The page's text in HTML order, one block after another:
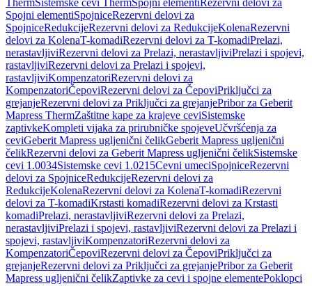
ThermSistemske cevi ThermSpojni elementi Rezervni delovi za
Spojni elementiSpojniceRezervni delovi za
SpojniceRedukcijeRezervni delovi za RedukcijeKolenaRezervni
delovi za KolenaT-komadiRezervni delovi za T-komadiPrelazi,
nerastavljiviRezervni delovi za Prelazi, nerastavljiviPrelazi i spojevi,
rastavljiviRezervni delovi za Prelazi i spojevi,
rastavljiviKompenzatoriRezervni delovi za
KompenzatoriČepoviRezervni delovi za ČepoviPriključci za
grejanjeRezervni delovi za Priključci za grejanjePribor za Geberit
Mapress ThermZaštitne kape za krajeve ceviSistemske
zaptivkeKompleti vijaka za prirubničke spojeveUčvršćenja za
ceviGeberit Mapress ugljenični čelikGeberit Mapress ugljenični
čelikRezervni delovi za Geberit Mapress ugljenični čelikSistemske
cevi 1.0034Sistemske cevi 1.0215Cevni umeciSpojniceRezervni
delovi za SpojniceRedukcijeRezervni delovi za
RedukcijeKolenaRezervni delovi za KolenaT-komadiRezervni
delovi za T-komadiKrstasti komadiRezervni delovi za Krstasti
komadiPrelazi, nerastavljiviRezervni delovi za Prelazi,
nerastavljiviPrelazi i spojevi, rastavljiviRezervni delovi za Prelazi i
spojevi, rastavljiviKompenzatoriRezervni delovi za
KompenzatoriČepoviRezervni delovi za ČepoviPriključci za
grejanjeRezervni delovi za Priključci za grejanjePribor za Geberit
Mapress ugljenični čelikZaptivke za cevi i spojne elementePoklopci